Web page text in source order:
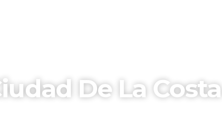
De La Costa